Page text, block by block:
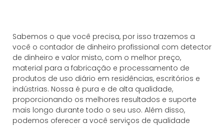
Sabemos o que você precisa, por isso trazemos a
você o contador de dinheiro profissional com detector
de dinheiro e valor misto, com o melhor preço,
material para a fabricação e processamento de
produtos de uso diário em residências, escritórios e
indústrias. Nossa é pura e de alta qualidade,
proporcionando os melhores resultados e suporte
mais longo durante todo o seu uso. Além disso,
podemos oferecer a você serviços de qualidade